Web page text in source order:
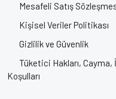
Kaskı, Motor Kask Fiyatları,
Mesafeli Satış
Kişisel Veriler Politikası
Gizlilik ve Güvenlik
Tüketici Hakları, Cayma,
Koşulları